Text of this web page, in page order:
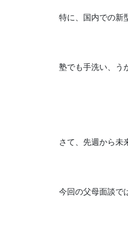
特に、国内での新
塾でも手洗い、う
さて、先週から未
今回の父母面談で